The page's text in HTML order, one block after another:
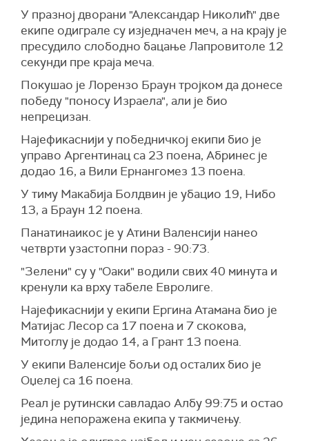
У празној дворани "Александар Николић" две
екипе одиграле су изједначен меч, а на крају је
пресудило слободно бацање Лапровитоле 12
секунди пре краја меча.
Покушао је Лорензо Браун тројком да донесе
победу "поносу Израела", али је био
непрецизан.
Најефикаснији у победничкој екипи био је
управо Аргентинац са 23 поена, Абринес је
додао 16, а Вили Ернангомез 13 поена.
У тиму Макабија Болдвин је убацио 19, Нибо
13, а Браун 12 поена.
Панатинаикос је у Атини Валенсији нанео
четврти узастопни пораз - 90:73.
"Зелени" су у "Оаки" водили свих 40 минута и
кренули ка врху табеле Евролиге.
Најефикаснији у екипи Ергина Атамана био је
Матијас Лесор са 17 поена и 7 скокова,
Митоглу је додао 14, а Грант 13 поена.
У екипи Валенсије бољи од осталих био је
Оџелеј са 16 поена.
Реал је рутински савладао Албу 99:75 и остао
једина непоражена екипа у такмичењу.